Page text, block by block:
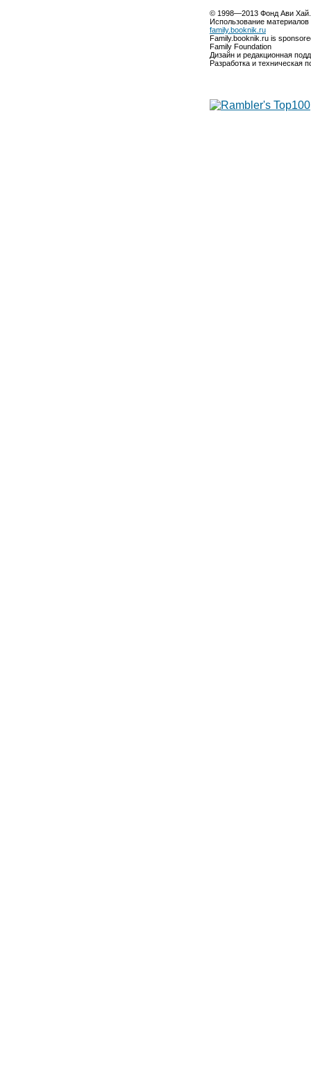
© 1998—2013 Фонд Ави
Использование
family.booknik.ru
Family.booknik.ru is
Family Foundation
Дизайн и редакционная
Разработка и техническая